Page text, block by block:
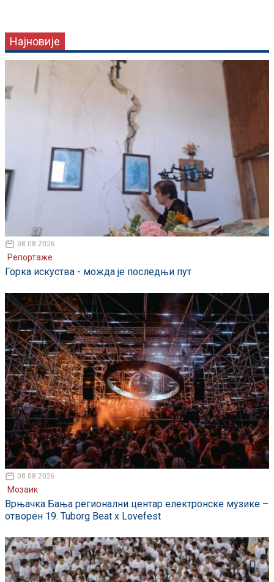
Најновије
08.08.2026
Репортаже
Горка искуства - можда је последњи пут
08.08.2026
Мозаик
Врњачка Бања регионални центар електронске музике –
отворен 19. Tuborg Beat x Lovefest